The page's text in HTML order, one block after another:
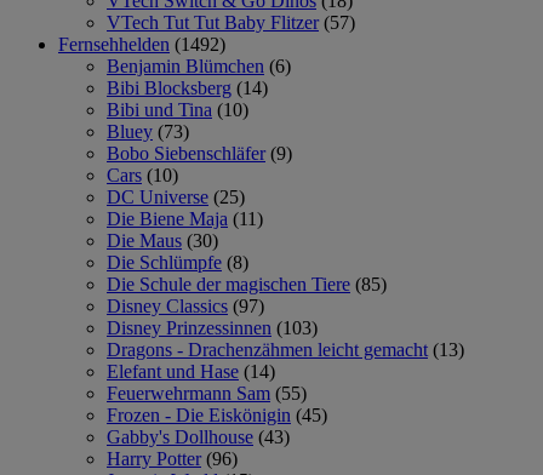
VTech Tut Tut Baby Flitzer (57)
Fernsehhelden (1492)
Benjamin Blümchen (6)
Bibi Blocksberg (14)
Bibi und Tina (10)
Bluey (73)
Bobo Siebenschläfer (9)
Cars (10)
DC Universe (25)
Die Biene Maja (11)
Die Maus (30)
Die Schlümpfe (8)
Die Schule der magischen Tiere (85)
Disney Classics (97)
Disney Prinzessinnen (103)
Dragons - Drachenzähmen leicht gemacht (13)
Elefant und Hase (14)
Feuerwehrmann Sam (55)
Frozen - Die Eiskönigin (45)
Gabby's Dollhouse (43)
Harry Potter (96)